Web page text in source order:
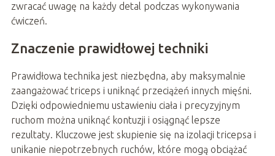
zwracać uwagę na każdy detal podczas wykonywania
ćwiczeń.
Znaczenie prawidłowej techniki
Prawidłowa technika jest niezbędna, aby maksymalnie
zaangażować triceps i uniknąć przeciążeń innych mięśni.
Dzięki odpowiedniemu ustawieniu ciała i precyzyjnym
ruchom można uniknąć kontuzji i osiągnąć lepsze
rezultaty. Kluczowe jest skupienie się na izolacji tricepsa i
unikanie niepotrzebnych ruchów, które mogą obciążać